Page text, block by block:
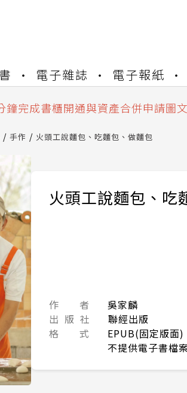
電子雜誌 電子報紙
閱讀資產合併與書櫃開通申請
鐘完成書櫃開通與資產合併申請圖
讀資產合併與書櫃開通申請
手作 火頭工說麵包、吃麵包、做麵包
火頭工說麵包、吃
作 者
吳家麟
出 版 社
聯經出版
格 式
EPUB(固定版面)
不提供電子書檔